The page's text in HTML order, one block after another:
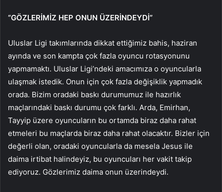
“GÖZLERİMİZ HEP ONUN ÜZERİNDEYDİ”
Uluslar Ligi takımlarında dikkat ettiğimiz bahis, haziran
ayında ve son kampta çok fazla oyuncu rotasyonunu
yapmamaktı. Uluslar Ligi’ndeki amacımıza o oyuncularla
ulaşmak istedik. Onun için çok fazla değişiklik yapmadık
orada. Bizim oradaki baskı durumumuz ile hazırlık
maçlarındaki baskı durumu çok farklı. Arda, Emirhan,
Tayyip üzere oyuncuların bu ortamda biraz daha rahat
etmeleri bu maçlarda biraz daha rahat olacaktır. Bizler için
değerli olan, oradaki oyuncularla da mesela Jesus ile
daima irtibat halindeyiz, bu oyuncuları her vakit takip
ediyoruz. Gözlerimiz daima onun üzerindeydi.